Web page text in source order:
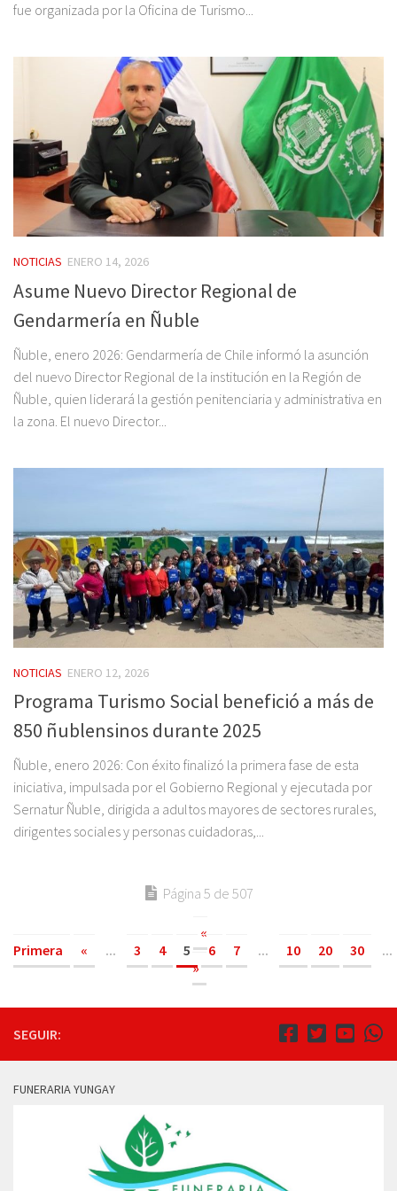
fue organizada por la Oficina de Turismo...
NOTICIAS ENERO 14, 2026
Asume Nuevo Director Regional de
Gendarmería en Ñuble
Ñuble, enero 2026: Gendarmería de Chile informó la asunción
del nuevo Director Regional de la institución en la Región de
Ñuble, quien liderará la gestión penitenciaria y administrativa en
la zona. El nuevo Director...
NOTICIAS ENERO 12, 2026
Programa Turismo Social benefició a más de
850 ñublensinos durante 2025
Ñuble, enero 2026: Con éxito finalizó la primera fase de esta
iniciativa, impulsada por el Gobierno Regional y ejecutada por
Sernatur Ñuble, dirigida a adultos mayores de sectores rurales,
dirigentes sociales y personas cuidadoras,...
Página 5 de 507
«
Primera
« ... 3 4 5 6 7 ... 10 20 30
...
»
SEGUIR:
FUNERARIA YUNGAY